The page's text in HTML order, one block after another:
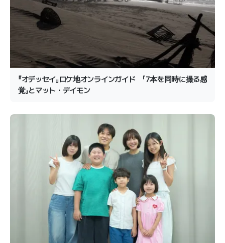
『オデッセイ』ロケ地オンラインガイド 「7本を同時に撮る感
覚」とマット・デイモン